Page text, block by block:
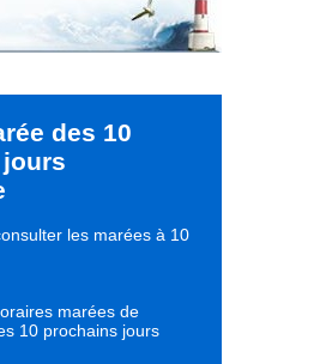
des 10
les marées à 10
marées de
10 prochains jours